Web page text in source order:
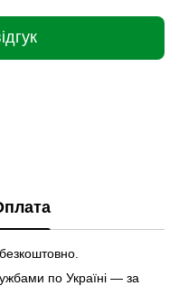
по Україні — за